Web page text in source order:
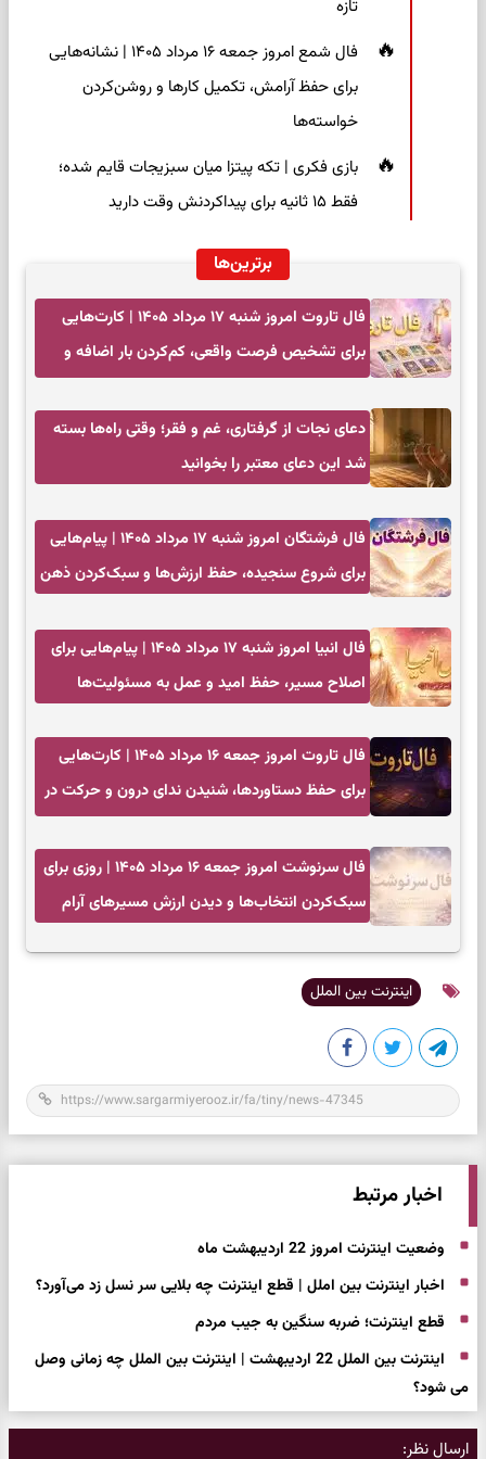
تازه
فال شمع امروز جمعه ۱۶ مرداد ۱۴۰۵ | نشانه‌هایی
برای حفظ آرامش، تکمیل کارها و روشن‌کردن
خواسته‌ها
بازی فکری | تکه پیتزا میان سبزیجات قایم شده؛
فقط ۱۵ ثانیه برای پیداکردنش وقت دارید
برترین‌ها
فال تاروت امروز شنبه ۱۷ مرداد ۱۴۰۵ | کارت‌هایی
برای تشخیص فرصت واقعی، کم‌کردن بار اضافه و
دعای نجات از گرفتاری، غم و فقر؛ وقتی راه‌ها بسته
شد این دعای معتبر را بخوانید
فال فرشتگان امروز شنبه ۱۷ مرداد ۱۴۰۵ | پیام‌هایی
برای شروع سنجیده، حفظ ارزش‌ها و سبک‌کردن ذهن
فال انبیا امروز شنبه ۱۷ مرداد ۱۴۰۵ | پیام‌هایی برای
اصلاح مسیر، حفظ امید و عمل به مسئولیت‌ها
فال تاروت امروز جمعه ۱۶ مرداد ۱۴۰۵ | کارت‌هایی
برای حفظ دستاوردها، شنیدن ندای درون و حرکت در
فال سرنوشت امروز جمعه ۱۶ مرداد ۱۴۰۵ | روزی برای
سبک‌کردن انتخاب‌ها و دیدن ارزش مسیرهای آرام
اینترنت بین الملل
اخبار مرتبط
وضعیت اینترنت امروز 22 اردیبهشت ماه
اخبار اینترنت بین املل | قطع اینترنت چه بلایی سر نسل زد می‌آورد؟
قطع اینترنت؛ ضربه سنگین به جیب مردم
اینترنت بین الملل 22 اردیبهشت | اینترنت بین الملل چه زمانی وصل
می شود؟
ارسال نظر: